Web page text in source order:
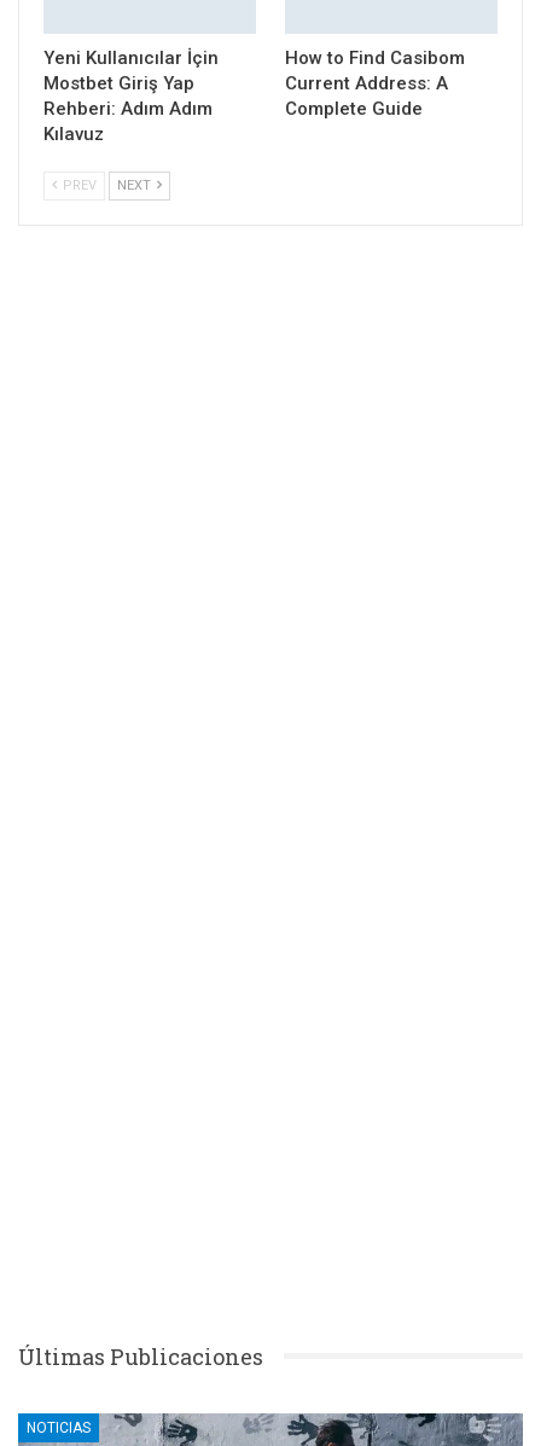
Yeni Kullanıcılar İçin
Mostbet Giriş Yap
Rehberi: Adım Adım
Kılavuz
How to Find Casibom
Current Address: A
Complete Guide
PREV NEXT
Últimas Publicaciones
NOTICIAS